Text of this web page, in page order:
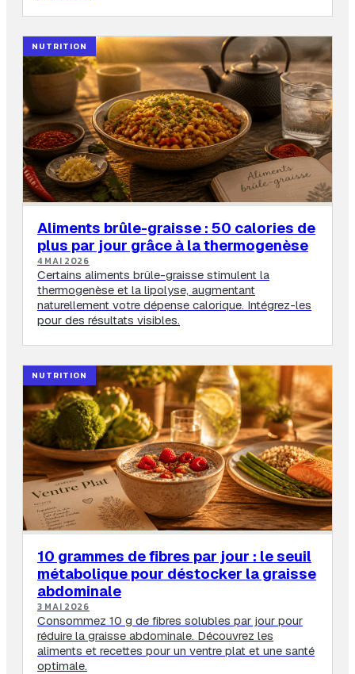
NUTRITION
Aliments brûle-graisse : 50 calories de
plus par jour grâce à la thermogenèse
4 MAI 2026
Certains aliments brûle-graisse stimulent la
thermogenèse et la lipolyse, augmentant
naturellement votre dépense calorique. Intégrez-les
pour des résultats visibles.
NUTRITION
10 grammes de fibres par jour : le seuil
métabolique pour déstocker la graisse
abdominale
3 MAI 2026
Consommez 10 g de fibres solubles par jour pour
réduire la graisse abdominale. Découvrez les
aliments et recettes pour un ventre plat et une santé
optimale.